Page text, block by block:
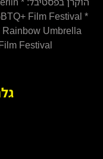
Film Festival *
Umbrella
Festival